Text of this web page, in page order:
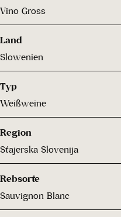
Vino Gross
Land
Slowenien
Typ
Weißweine
Region
Stajerska Slovenija
Rebsorte
Sauvignon Blanc